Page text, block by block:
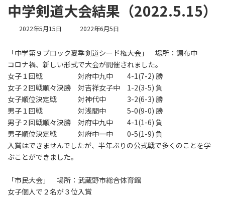
中学剣道大会結果（2022.5.15）
2022年5月15日
最
新
日
時
:
2022年6月5日
「中学第９ブロック夏季剣道シード権大会」 場所：調布中
コロナ禍、新しい形式で大会が開催されました。
女子１回戦 対府中九中 4-1(7-2) 勝
女子２回戦順々決勝 対吉祥女子中 1-2(3-5) 負
女子順位決定戦 対神代中 3-2(6-3) 勝
男子１回戦 対浅間中 5-0(9-0) 勝
男子２回戦順々決勝 対府中九中 4-1(1-6) 負
男子順位決定戦 対府中一中 0-5(1-9) 負
入賞はできませんでしたが、半年ぶりの公式戦で多くのことを学
ぶことができました。
「市民大会」 場所：武蔵野市総合体育館
女子個人で２名が３位入賞